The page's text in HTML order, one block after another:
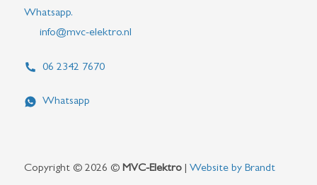
Whatsapp.
info@mvc-elektro.nl
06 2342 7670
Whatsapp
Copyright © 2026 © MVC-Elektro| Website by Brandt